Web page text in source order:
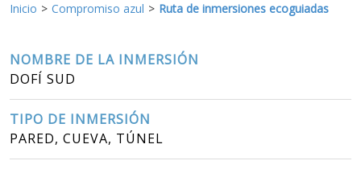
Inicio Compromiso azul Ruta de inmersiones ecoguiadas
NOMBRE DE LA INMERSIÓN
DOFÍ SUD
TIPO DE INMERSIÓN
PARED, CUEVA, TÚNEL